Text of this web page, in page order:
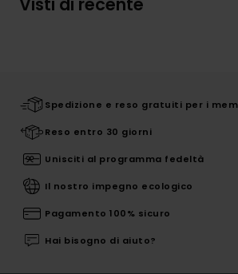
Spedizione e reso gratuiti per i
Reso entro 30 giorni
Unisciti al programma fedeltà
Il nostro impegno ecologico
Pagamento 100% sicuro
Hai bisogno di aiuto?